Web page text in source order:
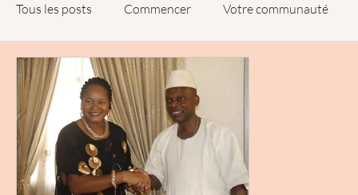
Tous les posts Commencer Votre communauté